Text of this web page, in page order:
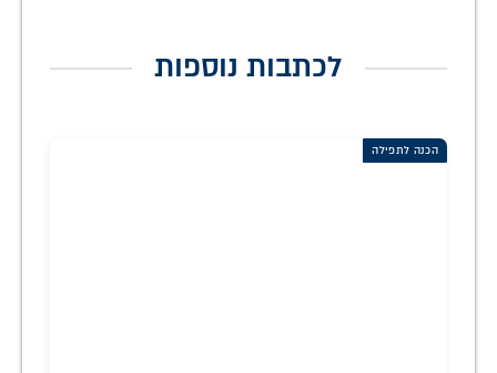
לכתבות נוספות
הכנה לתפילה